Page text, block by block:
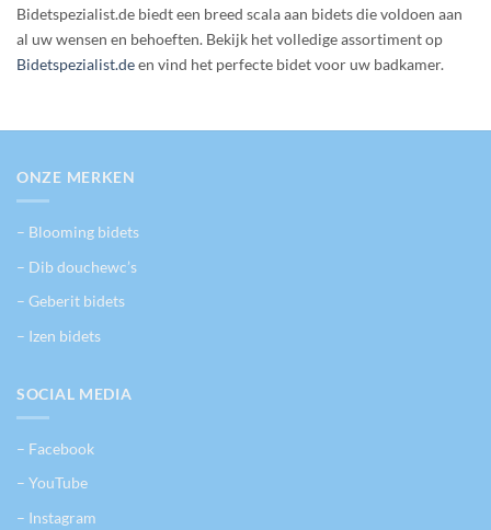
Bidetspezialist.de biedt een breed scala aan bidets die voldoen aan
al uw wensen en behoeften. Bekijk het volledige assortiment op
Bidetspezialist.deen vind het perfecte bidet voor uw badkamer.
ONZE MERKEN
– Blooming bidets
– Dib douchewc’s
– Geberit bidets
– Izen bidets
SOCIAL MEDIA
– Facebook
– YouTube
– Instagram